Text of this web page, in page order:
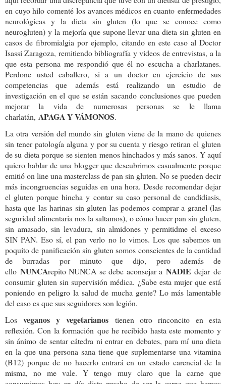
en cuyo hilo comenté los avances médicos en cuanto enfermedades
neurológicas y la dieta sin gluten (lo que se conoce como
neurogluten) y la mejoría que supone llevar una dieta sin gluten en
casos de fibromialgia por ejemplo, citando en este caso al Doctor
Isassi Zaragoza, remitiendo bibliografía y videos de entrevistas, a la
que esta persona me respondió que él no escucha a charlatanes.
Perdone usted caballero, si a un doctor en ejercicio de sus
competencias que además está realizando un estudio de
investigación en el que se están sacando conclusiones que pueden
mejorar la vida de numerosas personas se le llama
charlatán, APAGA Y VÁMONOS.
La otra versión del mundo sin gluten viene de la mano de quienes
sin tener patología alguna y por su cuenta y riesgo retiran el gluten
de su dieta porque se sienten menos hinchados y más sanos. Y aquí
quiero hablar de una blogger que descubrimos casualmente porque
emitió on line una masterclass de pan sin gluten. No se pueden decir
más incongruencias seguidas en una hora. Desde recomendar dejar
el gluten porque hincha y contar su caso personal de candidiasis,
hasta que las harinas sin gluten las podemos comprar a granel (las
seguridad alimentaria nos la saltamos), o cómo hacer pan sin gluten,
sin amasado, sin levadura, sin almidones y permitidme el exceso
SIN PAN. Eso sí, el pan verlo no lo vimos. Los que sabemos un
poquito de panificación sin gluten somos conscientes de la cantidad
de burradas por minuto que dijo, pero además de
ello NUNCArepito NUNCA se debe aconsejar a NADIE dejar de
consumir gluten sin supervisión médica. ¿Sabe esta mujer que está
poniendo en peligro la salud de mucha gente? Lo más lamentable
del caso es que sus seguidores son legión.
Losveganos y vegetarianos tienen otro rinconcito en esta
reflexión. Con la formación que he recibido hasta este momento y
sin ánimo de sentar cátedra ni entrar en debates, para mí una dieta
en la que una persona sana tiene que suplementarse una vitamina
(B12) porque de no hacerlo entrará en un estado carencial de la
misma, no me vale. Y tengo muy claro que la carne que